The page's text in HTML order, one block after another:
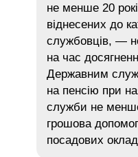
не менше 20
віднесених до
службовців, —
на час
Державним
на пенсію при
служби не
грошова
посадових